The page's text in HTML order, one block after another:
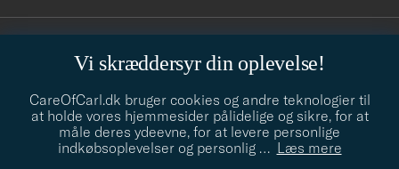
Vi skræddersyr din oplevelse!
CareOfCarl.dk bruger cookies og andre teknologier til
at holde vores hjemmesider pålidelige og sikre, for at
måle deres ydeevne, for at levere personlige
indkøbsoplevelser og personlig … Læs mere
info@careofcarl.dk
Behøver du hjælp til at finde din stil? Lad os hjælpe dig, vi hjælper
gerne til!
STILRÅD